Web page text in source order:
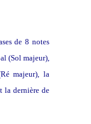
de 8 notes
(Sol majeur),
majeur), la
la dernière de